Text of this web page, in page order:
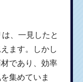
、一見したと
ます。しかし
であり、効率
集めていま